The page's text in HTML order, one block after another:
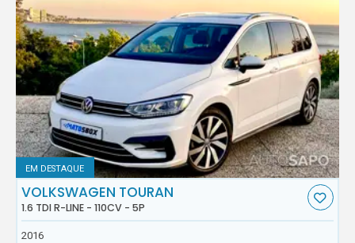
EM DESTAQUE
VOLKSWAGEN TOURAN
1.6 TDI R-LINE - 110CV - 5P
2016